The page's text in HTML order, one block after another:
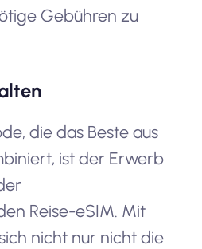
Gebühren zu
die das Beste aus
ist der Erwerb
Reise-eSIM. Mit
nicht nur nicht die